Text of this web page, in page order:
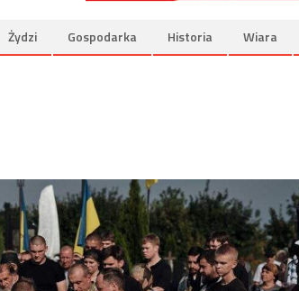
Żydzi Gospodarka Historia Wiara